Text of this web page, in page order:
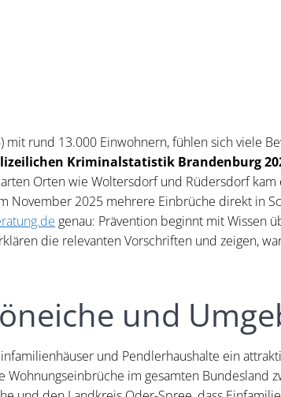
rund 13.000 Einwohnern, fühlen sich viele
Kriminalstatistik Brandenburg
Orten wie Woltersdorf und Rüdersdorf kam
November 2025 mehrere Einbrüche direkt in
genau: Prävention beginnt mit Wissen
die relevanten Vorschriften und zeigen,
und
und Pendlerhaushalte ein
Wohnungseinbrüche im gesamten Bundesland